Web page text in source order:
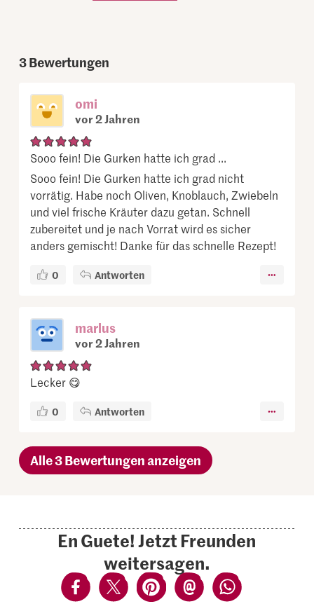
3Bewertungen
omi
vor 2 Jahren
Sooo fein! Die Gurken hatte ich grad ...
Sooo fein! Die Gurken hatte ich grad nicht
vorrätig. Habe noch Oliven, Knoblauch, Zwiebeln
und viel frische Kräuter dazu getan. Schnell
zubereitet und je nach Vorrat wird es sicher
anders gemischt! Danke für das schnelle Rezept!
0 Antworten
marlus
vor 2 Jahren
Lecker 😋
0 Antworten
Alle 3 Bewertungen anzeigen
En Guete! Jetzt Freunden
weitersagen.